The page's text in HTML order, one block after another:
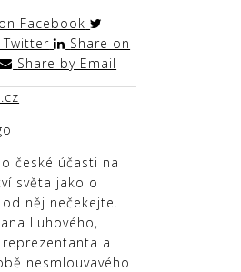
Facebook
Twitter
Share on
Share by Email
české účasti na
světa jako o
něj nečekejte.
Luhového,
a
nesmlouvavého